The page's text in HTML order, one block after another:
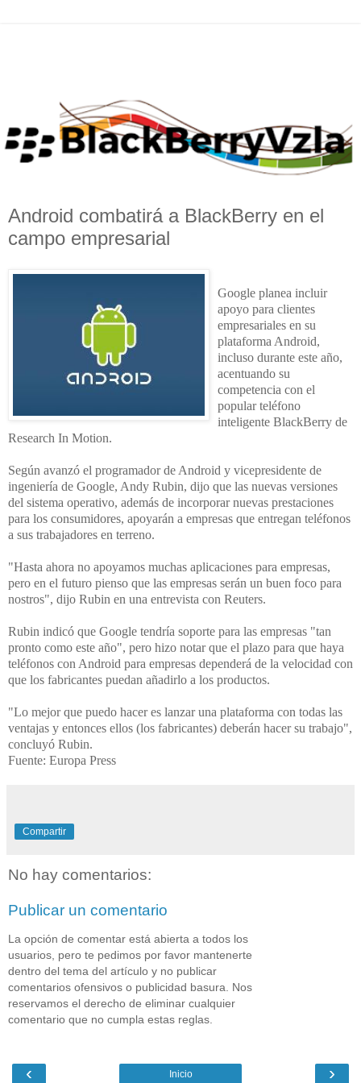
Android combatirá a BlackBerry en el
campo empresarial
Google planea incluir
apoyo para clientes
empresariales en su
plataforma Android,
incluso durante este año,
acentuando su
competencia con el
popular teléfono
inteligente BlackBerry de
Research In Motion.
Según avanzó el programador de Android y vicepresidente de
ingeniería de Google, Andy Rubin, dijo que las nuevas versiones
del sistema operativo, además de incorporar nuevas prestaciones
para los consumidores, apoyarán a empresas que entregan teléfonos
a sus trabajadores en terreno.
"Hasta ahora no apoyamos muchas aplicaciones para empresas,
pero en el futuro pienso que las empresas serán un buen foco para
nostros", dijo Rubin en una entrevista con Reuters.
Rubin indicó que Google tendría soporte para las empresas "tan
pronto como este año", pero hizo notar que el plazo para que haya
teléfonos con Android para empresas dependerá de la velocidad con
que los fabricantes puedan añadirlo a los productos.
"Lo mejor que puedo hacer es lanzar una plataforma con todas las
ventajas y entonces ellos (los fabricantes) deberán hacer su trabajo",
concluyó Rubin.
Fuente: Europa Press
Compartir
No hay comentarios:
Publicar un comentario
La opción de comentar está abierta a todos los
usuarios, pero te pedimos por favor mantenerte
dentro del tema del artículo y no publicar
comentarios ofensivos o publicidad basura. Nos
reservamos el derecho de eliminar cualquier
comentario que no cumpla estas reglas.
‹ ›
Inicio